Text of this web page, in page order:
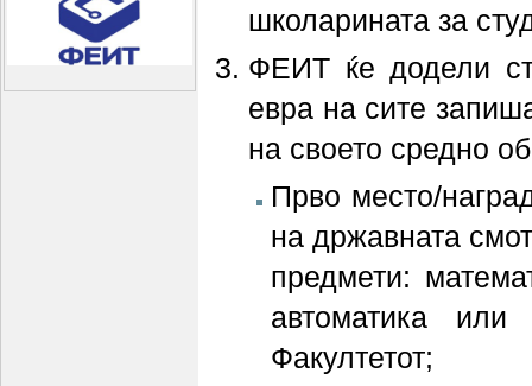
школарината за
ФЕИТ ќе додели
евра на сите
на своето средно
Прво место/
на државната
предмети:
автоматика
Факултетот;